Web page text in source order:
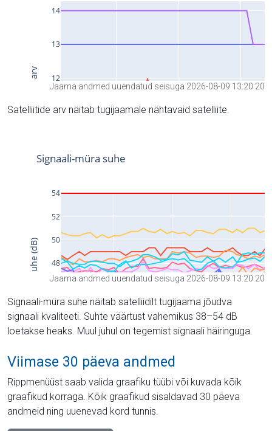
Jaama andmed uuendatud seisuga 2026-08-09 13:20:20
Satelliitide arv näitab tugijaamale nähtavaid satelliite.
Jaama andmed uuendatud seisuga 2026-08-09 13:20:20
Signaali-müra suhe näitab satelliidilt tugijaama jõudva
signaali kvaliteeti. Suhte väärtust vahemikus 38–54 dB
loetakse heaks. Muul juhul on tegemist signaali häiringuga.
Viimase 30 päeva andmed
Rippmenüüst saab valida graafiku tüübi või kuvada kõik
graafikud korraga. Kõik graafikud sisaldavad 30 päeva
andmeid ning uuenevad kord tunnis.